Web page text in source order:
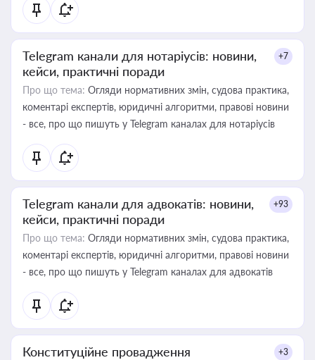
Telegram канали для нотаріусів: новини,
кейси, практичні поради
+7
Про що тема: Огляди нормативних змін, судова практика,
коментарі експертів, юридичні алгоритми, правові новини
- все, про що пишуть у Telegram каналах для нотаріусів
Telegram канали для адвокатів: новини,
кейси, практичні поради
+93
Про що тема: Огляди нормативних змін, судова практика,
коментарі експертів, юридичні алгоритми, правові новини
- все, про що пишуть у Telegram каналах для адвокатів
Конституційне провадження +3